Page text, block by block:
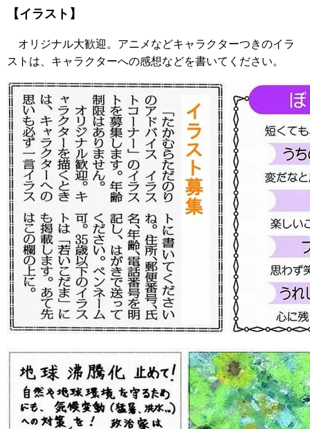
【イラスト 】
オリジナル大歓迎。アニメなどキャラクターつきのイラ
ストは、キャラクターへの感想などを書いてください。